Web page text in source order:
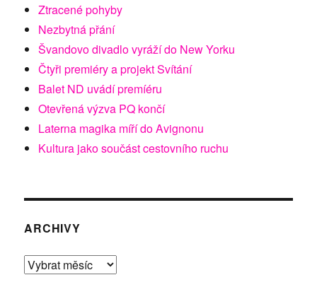
Ztracené pohyby
Nezbytná přání
Švandovo divadlo vyráží do New Yorku
Čtyři premiéry a projekt Svítání
Balet ND uvádí premíéru
Otevřená výzva PQ končí
Laterna magika míří do Avignonu
Kultura jako součást cestovního ruchu
ARCHIVY
Archivy